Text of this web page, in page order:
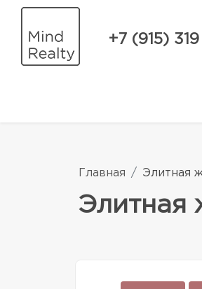
+7 (915)
Главная Элитная
Элитная